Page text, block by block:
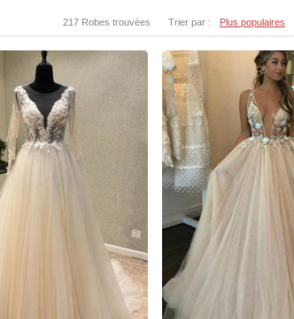
217 Robes trouvées Trier par : Plus populaires